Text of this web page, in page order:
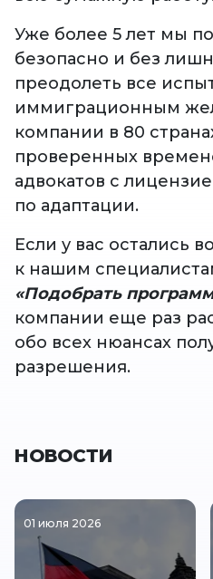
Уже более 5 лет мы
безопасно и без
преодолеть все
иммиграционным
компании в 80
проверенных
адвокатов с
по адаптации.
Если у вас остались
к нашим
«Подобрать
компании еще раз
обо всех нюансах
разрешения.
НОВОСТИ
01 июля 2026